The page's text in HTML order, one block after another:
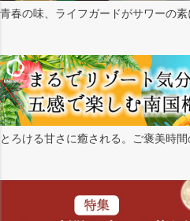
青春の味、ライフガードがサワーの素
とろける甘さに癒される。ご褒美時間